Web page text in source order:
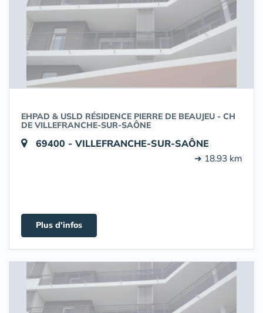
EHPAD & USLD RÉSIDENCE PIERRE DE BEAUJEU - CH
DE VILLEFRANCHE-SUR-SAÔNE
69400 - VILLEFRANCHE-SUR-SAÔNE
➔ 18.93 km
Plus d'infos